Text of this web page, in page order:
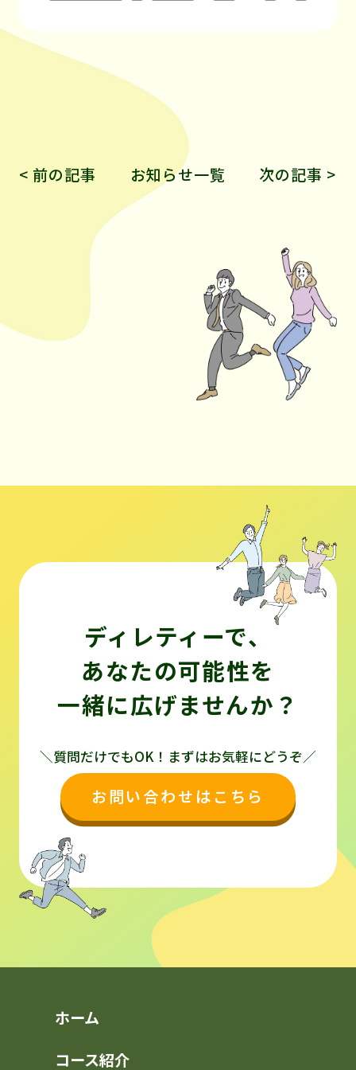
< 前の記事 お知らせ一覧 次の記事 >
ディレティーで、
あなたの可能性を
一緒に広げませんか？
＼質問だけでもOK！まずはお気軽にどうぞ／
お問い合わせはこちら
ホーム
コース紹介